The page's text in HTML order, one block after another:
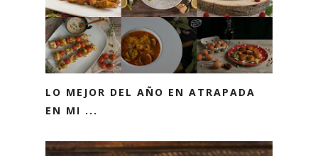
LO MEJOR DEL AÑO EN ATRAPADA
EN MI ...